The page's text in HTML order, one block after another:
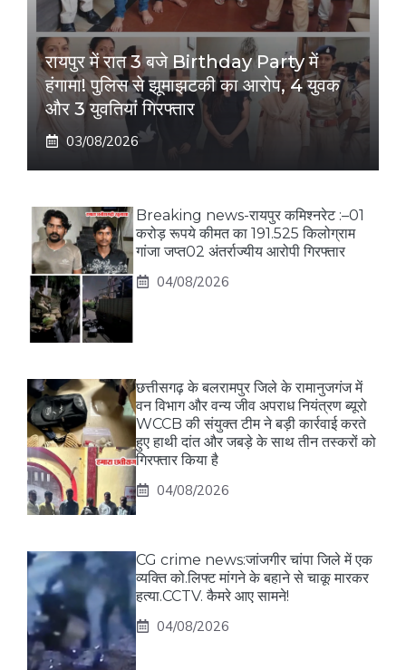
रायपुर में रात 3 बजे Birthday Party में
हंगामा! पुलिस से झूमाझटकी का आरोप, 4 युवक
और 3 युवतियां गिरफ्तार
03/08/2026
Breaking news-रायपुर कमिश्नरेट :–01
करोड़ रूपये कीमत का 191.525 किलोग्राम
गांजा जप्त02 अंतर्राज्यीय आरोपी गिरफ्तार
04/08/2026
छत्तीसगढ़ के बलरामपुर जिले के रामानुजगंज में
वन विभाग और वन्य जीव अपराध नियंत्रण ब्यूरो
WCCB की संयुक्त टीम ने बड़ी कार्रवाई करते
हुए हाथी दांत और जबड़े के साथ तीन तस्करों को
गिरफ्तार किया है
04/08/2026
CG crime news:जांजगीर चांपा जिले में एक
व्यक्ति को.लिफ्ट मांगने के बहाने से चाकू मारकर
हत्या.CCTV. कैमरे आए सामने!
04/08/2026